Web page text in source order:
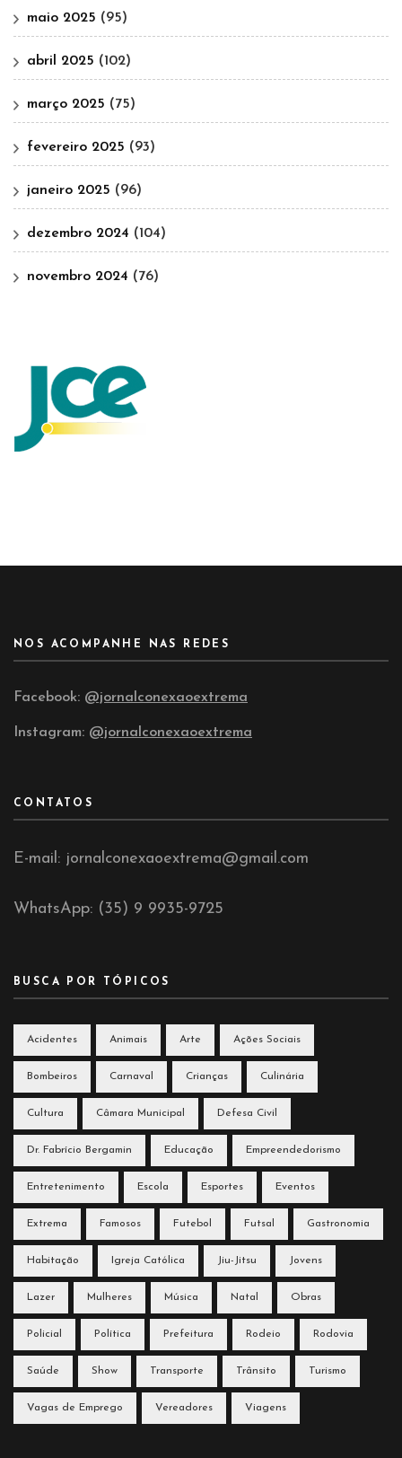
maio 2025 (95)
abril 2025 (102)
março 2025 (75)
fevereiro 2025 (93)
janeiro 2025 (96)
dezembro 2024 (104)
novembro 2024 (76)
NOS ACOMPANHE NAS REDES
Facebook: @jornalconexaoextrema
Instagram: @jornalconexaoextrema
CONTATOS
E-mail: jornalconexaoextrema@gmail.com
WhatsApp: (35) 9 9935-9725
BUSCA POR TÓPICOS
Acidentes Animais Arte Ações Sociais
Bombeiros Carnaval Crianças Culinária
Cultura Câmara Municipal Defesa Civil
Dr. Fabrício Bergamin Educação Empreendedorismo
Entretenimento Escola Esportes Eventos
Extrema Famosos Futebol Futsal Gastronomia
Habitação Igreja Católica Jiu-Jitsu Jovens
Lazer Mulheres Música Natal Obras
Policial Política Prefeitura Rodeio Rodovia
Saúde Show Transporte Trânsito Turismo
Vagas de Emprego Vereadores Viagens